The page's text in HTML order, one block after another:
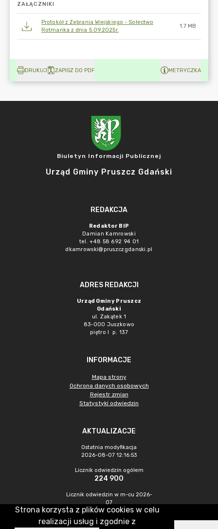
ZAŁĄCZNIKI
Protokół z Zebrania Wiejskiego - Sołectwo
Rotmanka z dnia 5.09.2025r.
1.7 MB
DRUKUJ ZAPISZ DO PDF METRYCZKA
Biuletyn Informacji Publicznej
Urząd Gminy Pruszcz Gdański
REDAKCJA
Redaktor BIP
Damian Kamrowski
tel. +48 58 692 94 01
dkamrowski@pruszczgdanski.pl
ADRES REDAKCJI
Urząd Gminy Pruszcz
Gdański
ul. Zakątek 1
83-000 Juszkowo
piętro I p. 137
INFORMACJE
Mapa strony
Ochrona danych osobowych
Rejestr zmian
Statystyki odwiedzin
AKTUALIZACJE
Ostatnia modyfikacja
2026-08-07 12:16:53
Licznik odwiedzin ogółem
224 900
Licznik odwiedzin w m-cu 2026-
07
1 053
Strona korzysta z plików cookies w celu
realizacji usług i zgodnie z